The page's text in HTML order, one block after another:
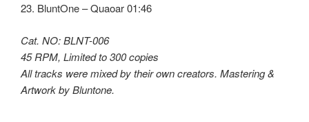
23. BluntOne – Quaoar 01:46
Cat. NO: BLNT-006
45 RPM, Limited to 300 copies
All tracks were mixed by their own creators. Mastering &
Artwork by Bluntone.